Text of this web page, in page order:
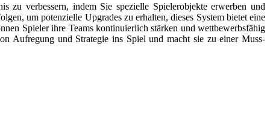
verbessern, indem Sie spezielle Spielerobjekte erwerben und
um potenzielle Upgrades zu erhalten, dieses System bietet eine
Spieler ihre Teams kontinuierlich stärken und wettbewerbsfähig
Aufregung und Strategie ins Spiel und macht sie zu einer Muss-